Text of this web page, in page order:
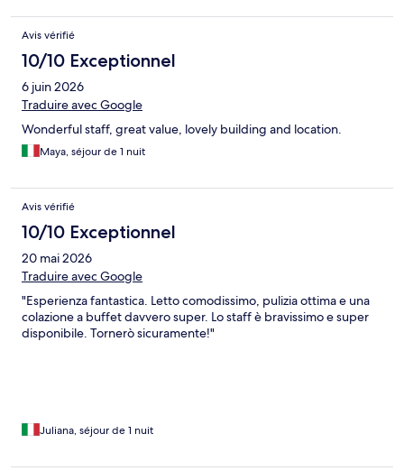
Avis vérifié
10/10 Exceptionnel
6 juin 2026
Traduire avec Google
Wonderful staff, great value, lovely building and location.
Maya, séjour de 1 nuit
Avis vérifié
10/10 Exceptionnel
20 mai 2026
Traduire avec Google
"Esperienza fantastica. Letto comodissimo, pulizia ottima e una
colazione a buffet davvero super. Lo staff è bravissimo e super
disponibile. Tornerò sicuramente!"
Juliana, séjour de 1 nuit